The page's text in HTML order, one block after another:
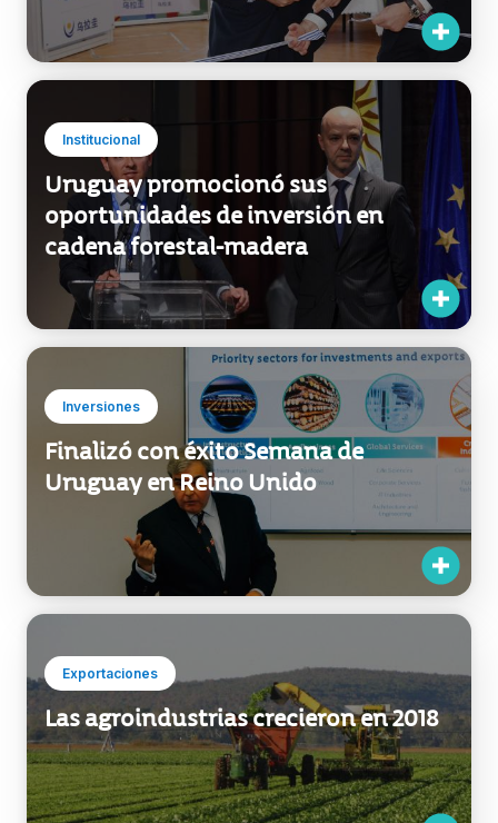
Institucional
Uruguay promocionó sus
oportunidades de inversión en
cadena forestal-madera
Inversiones
Finalizó con éxito Semana de
Uruguay en Reino Unido
Exportaciones